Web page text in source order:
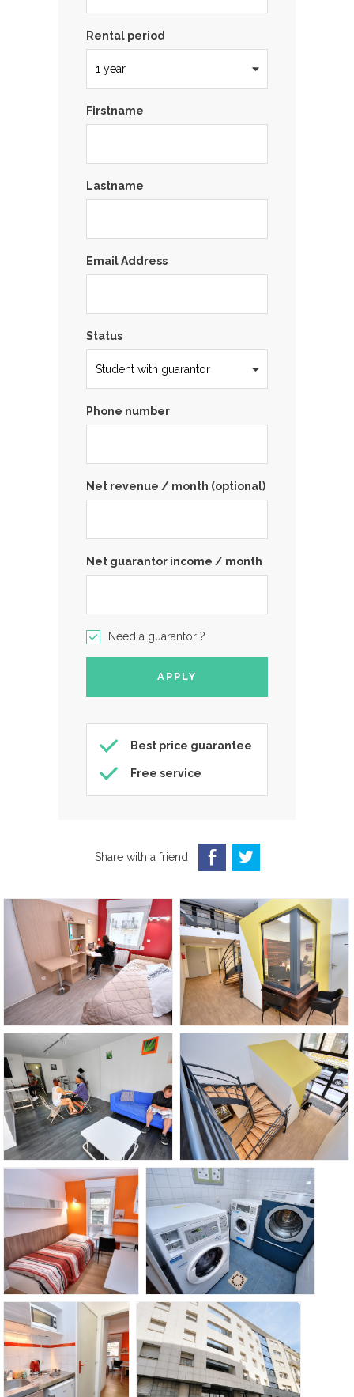
Rental period
Firstname
Lastname
Email Address
Status
Phone number
Net revenue / month (optional)
Net guarantor income / month
Need a guarantor ?
Best price guarantee
Free service
Share with a friend